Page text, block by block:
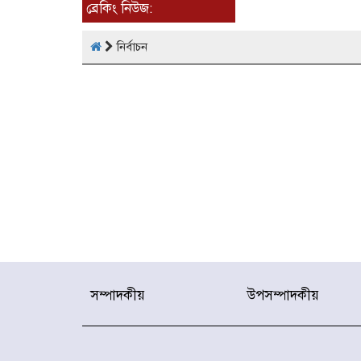
ব্রেকিং নিউজ:
নির্বাচন
সম্পাদকীয় উপসম্পাদকীয়